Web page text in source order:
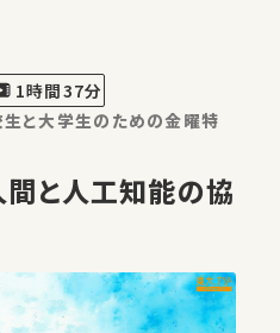
1時間37分
と大学生のための金曜特